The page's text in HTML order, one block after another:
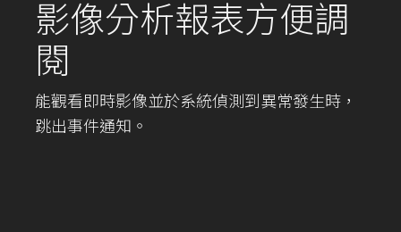
影像分析報表方便調
閱
能觀看即時影像並於系統偵測到異常發生時，
跳出事件通知。